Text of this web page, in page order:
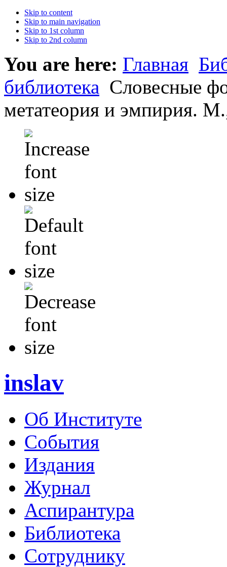
Skip to content
Skip to main navigation
Skip to 1st column
Skip to 2nd column
You are here: Главная
библиотека Словесные
метатеория и эмпирия.
inslav
Об Институте
События
Издания
Журнал
Аспирантура
Библиотека
Сотруднику